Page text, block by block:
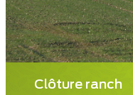
Clôture ranch